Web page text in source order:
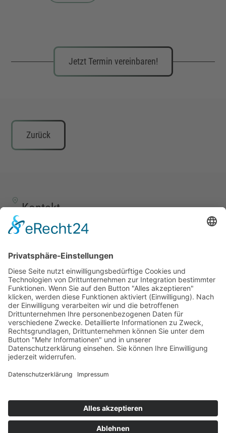
Jetzt Termin vereinbaren!
Zurück
Kontakt
TALENTSCOUT CONSULTING GmbH
57258 Freudenberg
+49 (0) 15117609865
office(at)talentscout.de
Social
© 2026 Talentscout Consulting GmbH
Sitemap